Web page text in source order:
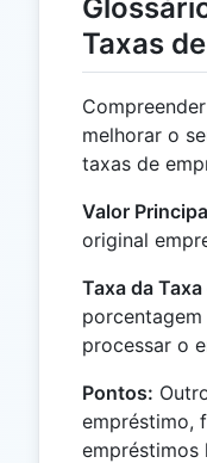
Taxas
melhorar o
taxas de
Valor
original
Taxa da
processar o
Pontos:
empréstimo,
empréstimos